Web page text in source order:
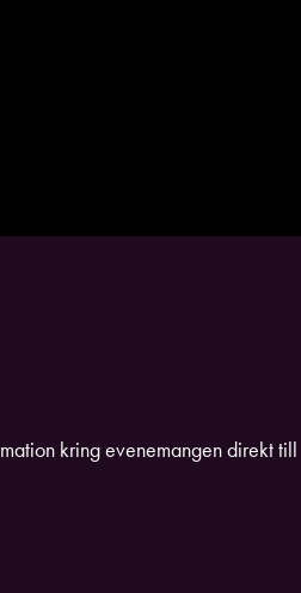
kring evenemangen direkt till